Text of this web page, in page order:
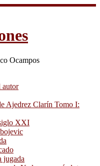
Ocampos
autor
Ajedrez Clarín Tomo I:
XXI
jugada